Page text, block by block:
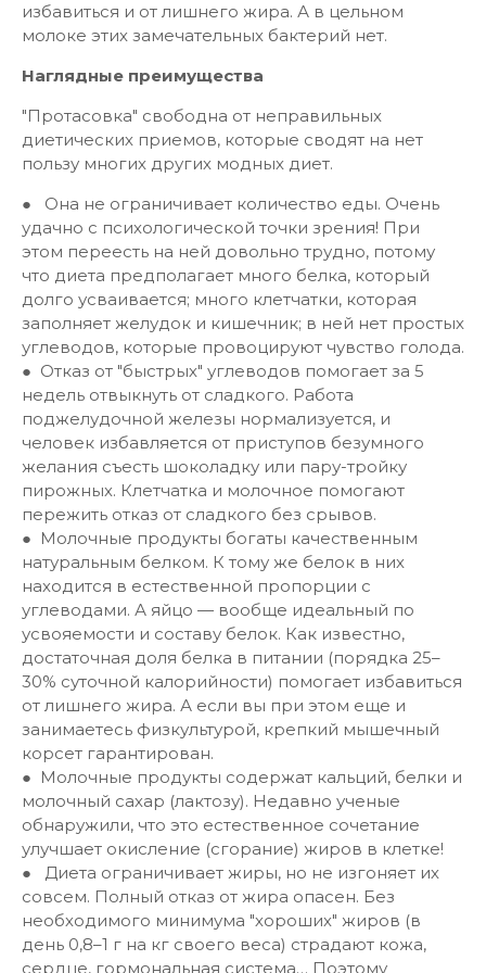
избавиться и от лишнего жира. А в цельном
молоке этих замечательных бактерий нет.
Наглядные преимущества
"Протасовка" свободна от неправильных
диетических приемов, которые сводят на нет
пользу многих других модных диет.
● Она не ограничивает количество еды. Очень
удачно с психологической точки зрения! При
этом переесть на ней довольно трудно, потому
что диета предполагает много белка, который
долго усваивается; много клетчатки, которая
заполняет желудок и кишечник; в ней нет простых
углеводов, которые провоцируют чувство голода.
● Отказ от "быстрых" углеводов помогает за 5
недель отвыкнуть от сладкого. Работа
поджелудочной железы нормализуется, и
человек избавляется от приступов безумного
желания съесть шоколадку или пару-тройку
пирожных. Клетчатка и молочное помогают
пережить отказ от сладкого без срывов.
● Молочные продукты богаты качественным
натуральным белком. К тому же белок в них
находится в естественной пропорции с
углеводами. А яйцо — вообще идеальный по
усвояемости и составу белок. Как известно,
достаточная доля белка в питании (порядка 25–
30% суточной калорийности) помогает избавиться
от лишнего жира. А если вы при этом еще и
занимаетесь физкультурой, крепкий мышечный
корсет гарантирован.
● Молочные продукты содержат кальций, белки и
молочный сахар (лактозу). Недавно ученые
обнаружили, что это естественное сочетание
улучшает окисление (сгорание) жиров в клетке!
● Диета ограничивает жиры, но не изгоняет их
совсем. Полный отказ от жира опасен. Без
необходимого минимума "хороших" жиров (в
день 0,8–1 г на кг своего веса) страдают кожа,
сердце, гормональная система… Поэтому